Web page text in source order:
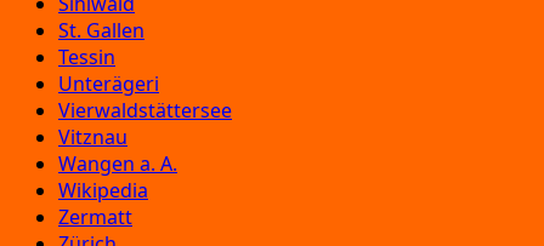
St. Gallen
Tessin
Unterägeri
Vierwaldstättersee
Vitznau
Wangen a. A.
Wikipedia
Zermatt